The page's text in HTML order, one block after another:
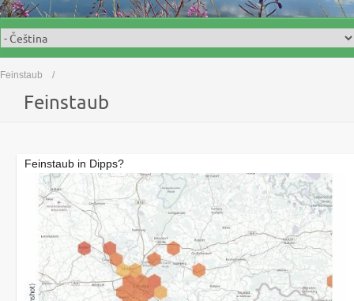
t
e
n
Feinstaub
Feinstaub
Feinstaub in Dipps?